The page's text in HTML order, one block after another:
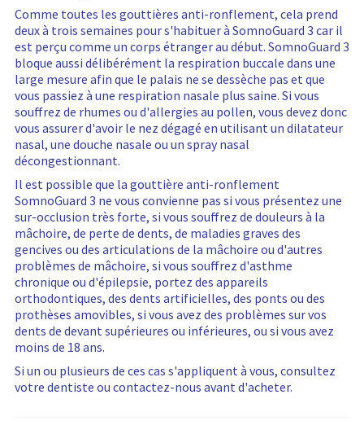
Comme toutes les gouttières anti-ronflement, cela prend
deux à trois semaines pour s'habituer à SomnoGuard 3 car il
est perçu comme un corps étranger au début. SomnoGuard 3
bloque aussi délibérément la respiration buccale dans une
large mesure afin que le palais ne se dessèche pas et que
vous passiez à une respiration nasale plus saine. Si vous
souffrez de rhumes ou d'allergies au pollen, vous devez donc
vous assurer d'avoir le nez dégagé en utilisant un dilatateur
nasal, une douche nasale ou un spray nasal
décongestionnant.
Il est possible que la gouttière anti-ronflement
SomnoGuard 3 ne vous convienne pas si vous présentez une
sur-occlusion très forte, si vous souffrez de douleurs à la
mâchoire, de perte de dents, de maladies graves des
gencives ou des articulations de la mâchoire ou d'autres
problèmes de mâchoire, si vous souffrez d'asthme
chronique ou d'épilepsie, portez des appareils
orthodontiques, des dents artificielles, des ponts ou des
prothèses amovibles, si vous avez des problèmes sur vos
dents de devant supérieures ou inférieures, ou si vous avez
moins de 18 ans.
Si un ou plusieurs de ces cas s'appliquent à vous, consultez
votre dentiste ou contactez-nous avant d'acheter.